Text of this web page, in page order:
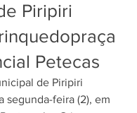
Piripiri
Petecas
de Piripiri
segunda-feira (2), em